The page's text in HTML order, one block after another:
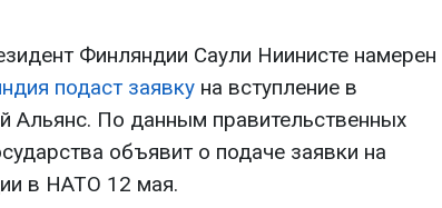
Финляндии Саули Ниинисте намерен
подаст заявку на вступление в
Альянс. По данным правительственных
объявит о подаче заявки на
в НАТО 12 мая.